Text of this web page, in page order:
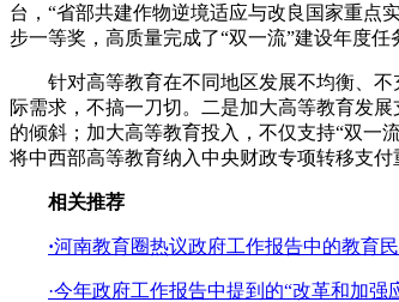
台，“省部共建作物逆境适应与改良国家重点
步一等奖，高质量完成了“双一流”建设年度任
针对高等教育在不同地区发展不均衡、不
际需求，不搞一刀切。二是加大高等教育发
的倾斜；加大高等教育投入，不仅支持“双一
将中西部高等教育纳入中央财政专项转移支付
相关推荐
·河南教育圈热议政府工作报告中的教育
·今年政府工作报告中提到的“改革和加强